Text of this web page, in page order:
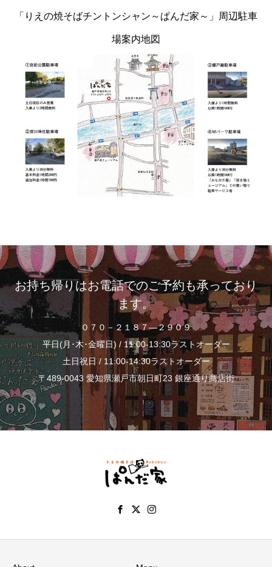
「りえの焼そばチントンシャン～ぱんだ家～」周辺駐車
場案内地図
お持ち帰りはお電話でのご予約も承っており
ます。
０７０－２１８７―２９０９
平日(月･木･金曜日) / 11:00-13:30ラストオーダー
土日祝日 / 11:00-14:30ラストオーダー
〒489-0043 愛知県瀬戸市朝日町23 銀座通り商店街